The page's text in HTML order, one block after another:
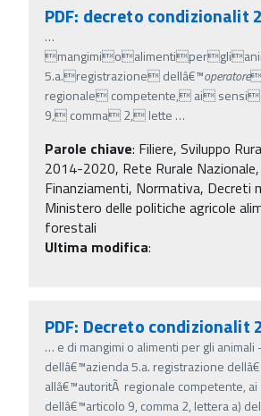
PDF: decreto condizionalit
…
5.a.registrazione dellâ€™operatore
regionale competente, ai
9, comma 2, lette …
Parole chiave: Filiere, Sviluppo
2014-2020, Rete Rurale
Finanziamenti, Normativa, Decreti
Ministero delle politiche agricole
forestali
Ultima modifica:
PDF: Decreto condizionalit
… e di mangimi o alimenti per gli animali
dellâ€™azienda 5.a. registrazione
allâ€™autoritÃ regionale competente, ai
dellâ€™articolo 9, comma 2, lettera a) del